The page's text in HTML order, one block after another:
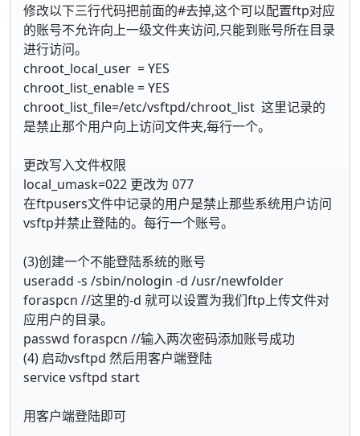
修改以下三行代码把前面的#去掉,这个可以配置ftp对应
的账号不允许向上一级文件夹访问,只能到账号所在目录
进行访问。
chroot_local_user = YES
chroot_list_enable = YES
chroot_list_file=/etc/vsftpd/chroot_list 这里记录的
是禁止那个用户向上访问文件夹,每行一个。
更改写入文件权限
local_umask=022 更改为 077
在ftpusers文件中记录的用户是禁止那些系统用户访问
vsftp并禁止登陆的。每行一个账号。
(3)创建一个不能登陆系统的账号
useradd -s /sbin/nologin -d /usr/newfolder
foraspcn //这里的-d 就可以设置为我们ftp上传文件对
应用户的目录。
passwd foraspcn //输入两次密码添加账号成功
(4) 启动vsftpd 然后用客户端登陆
service vsftpd start
用客户端登陆即可